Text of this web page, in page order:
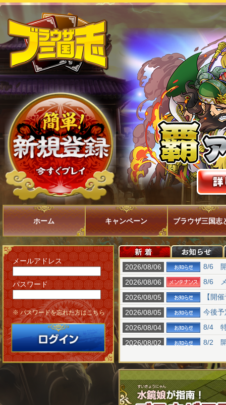
ホーム キャンペーン ブラウザ三国志
メールアドレス
パスワード
※ パスワードを忘れた方はこちら